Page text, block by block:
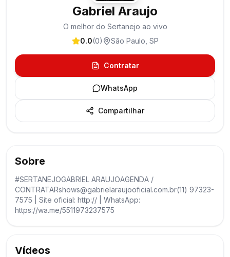
Gabriel Araujo
O melhor do Sertanejo ao vivo
0.0(0) São Paulo SP
Contratar
WhatsApp
Compartilhar
Sobre
#SERTANEJOGABRIEL ARAUJOAGENDA /
CONTRATARshows@gabrielaraujooficial.com.br(11) 97323-
7575 | Site oficial: http:// | WhatsApp:
https://wa.me/5511973237575
Vídeos